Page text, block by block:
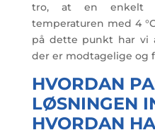
tro, at en enkelt
temperaturen med 4
på dette punkt har vi
der er modtagelige og
HVORDAN
LØSNINGEN
HVORDAN